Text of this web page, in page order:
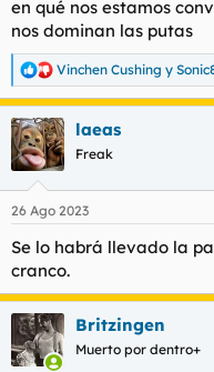
en qué nos estamos
nos dominan las putas
R
e
a
c
c
i
e
:
Vinchen Cushing y
laeas
Freak
26 Ago 2023
Se lo habrá llevado la
cranco.
Britzingen
Muerto por dentro+